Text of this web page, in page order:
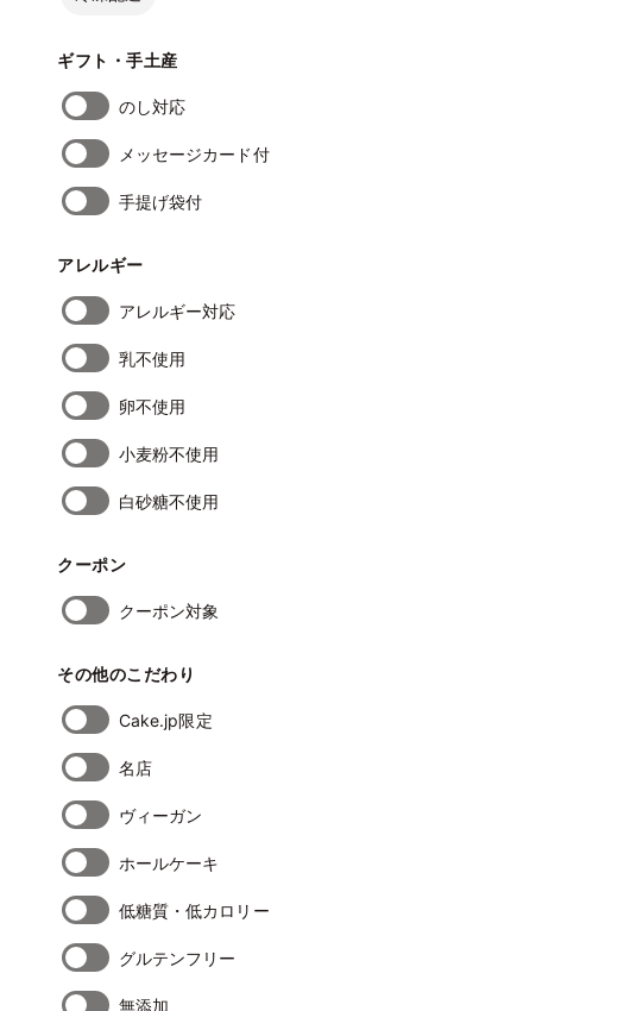
ギフト・手土産
のし対応
メッセージカード付
手提げ袋付
アレルギー
アレルギー対応
乳不使用
卵不使用
小麦粉不使用
白砂糖不使用
クーポン
クーポン対象
その他のこだわり
Cake.jp限定
名店
ヴィーガン
ホールケーキ
低糖質・低カロリー
グルテンフリー
無添加